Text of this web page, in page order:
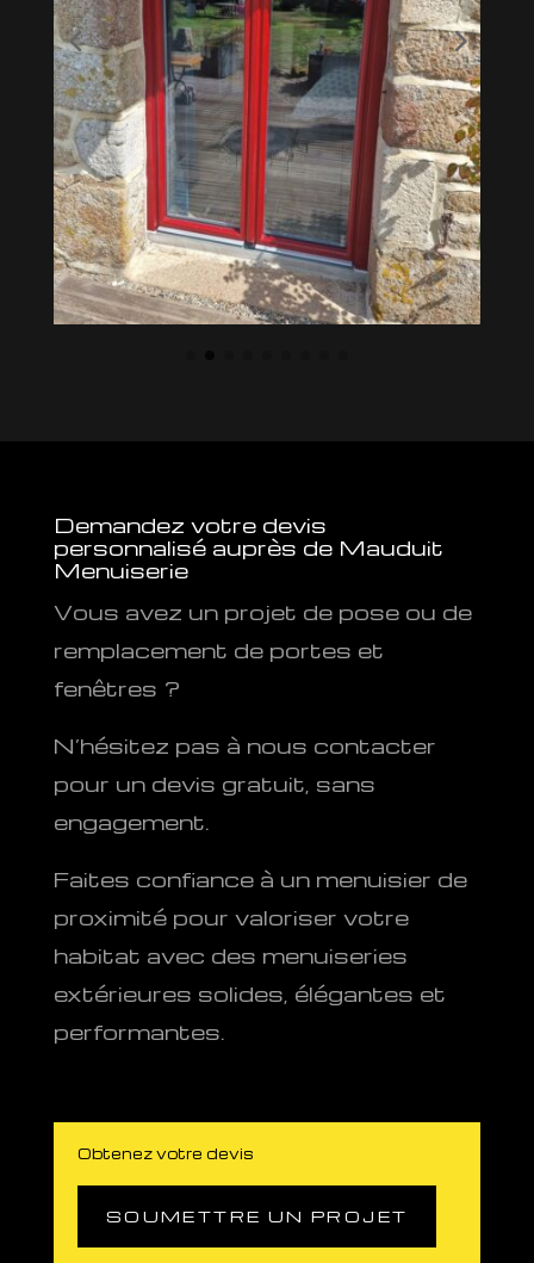
Demandez votre devis
personnalisé auprès de Mauduit
Menuiserie
Vous avez un projet de pose ou de
remplacement de portes et
fenêtres ?
N’hésitez pas à nous contacter
pour un devis gratuit, sans
engagement.
Faites confiance à un menuisier de
proximité pour valoriser votre
habitat avec des menuiseries
extérieures solides, élégantes et
performantes.
Obtenez votre devis
SOUMETTRE UN PROJET